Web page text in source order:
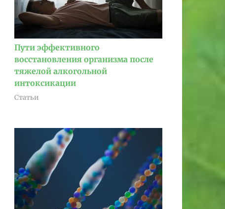
Пути эффективного
восстановления организма после
тяжелой алкогольной
интоксикации
Статьи